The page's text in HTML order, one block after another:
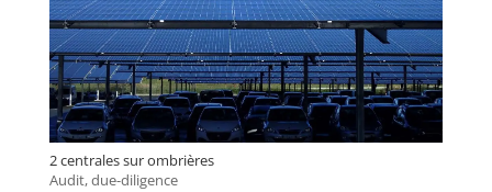
2 centrales sur ombrières
Audit, due-diligence